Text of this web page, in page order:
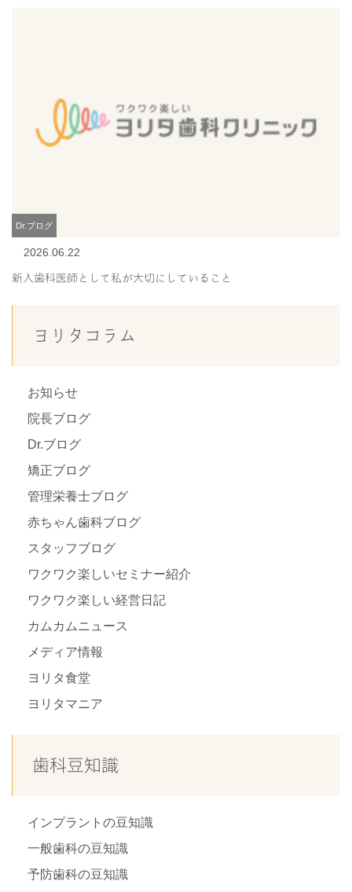
Dr.ブログ
2026.06.22
新人歯科医師として私が大切にしていること
ヨリタコラム
お知らせ
院長ブログ
Dr.ブログ
矯正ブログ
管理栄養士ブログ
赤ちゃん歯科ブログ
スタッフブログ
ワクワク楽しいセミナー紹介
ワクワク楽しい経営日記
カムカムニュース
メディア情報
ヨリタ食堂
ヨリタマニア
歯科豆知識
インプラントの豆知識
一般歯科の豆知識
予防歯科の豆知識